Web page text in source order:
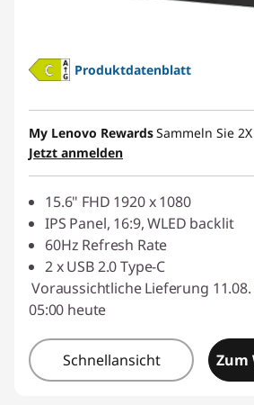
Produktdatenblatt
My Lenovo RewardsSammeln Sie
Jetzt anmelden
15.6" FHD 1920 x 1080
IPS Panel, 16:9, WLED backlit
60Hz Refresh Rate
2 x USB 2.0 Type-C
Voraussichtliche Lieferung
05:00 heute
Schnellansicht Zum